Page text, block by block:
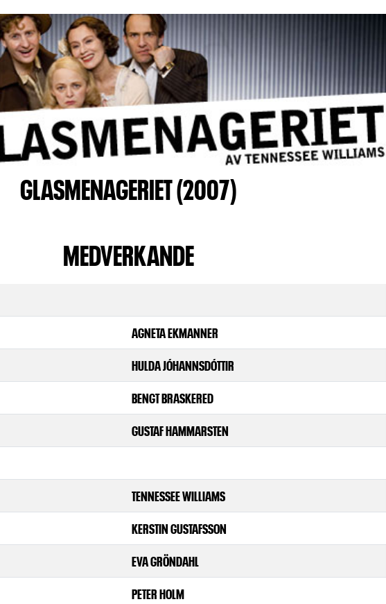
GLASMENAGERIET (2007)
MEDVERKANDE
AGNETA EKMANNER
HULDA JÓHANNSDÓTTIR
BENGT BRASKERED
GUSTAF HAMMARSTEN
TENNESSEE WILLIAMS
KERSTIN GUSTAFSSON
EVA GRÖNDAHL
PETER HOLM